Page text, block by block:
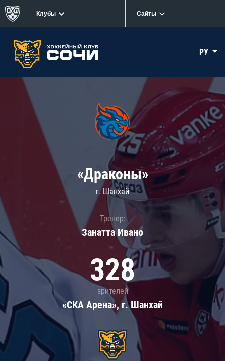
Клубы Сайты
РУ
«Драконы»
г. Шанхай
Тренер:
Занатта Иванo
328
зрителей
«СКА Арена», г. Шанхай